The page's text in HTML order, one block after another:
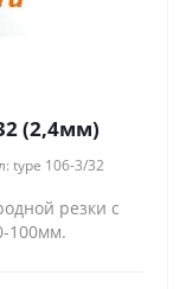
(2,4мм)
type 106-3/32
резки с
100мм.